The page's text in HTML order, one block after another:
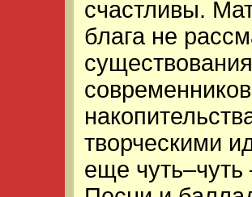
счастливы.
блага не
творческими
еще